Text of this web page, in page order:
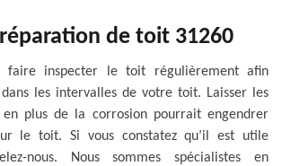
de toit 31260
faire inspecter le toit régulièrement afin
les intervalles de votre toit. Laisser les
en plus de la corrosion pourrait engendrer
le toit. Si vous constatez qu’il est utile
nous. Nous sommes spécialistes en